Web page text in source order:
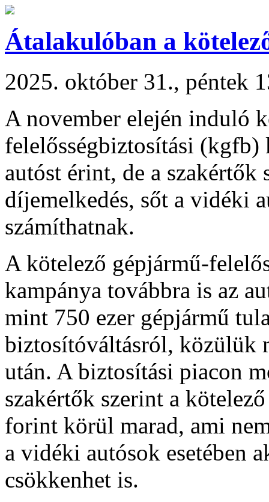
Átalakulóban a
2025. október 31., péntek
A november elején induló
felelősségbiztosítási
autóst érint, de a szakértők
díjemelkedés, sőt a vidéki
számíthatnak.
A kötelező gépjármű-
kampánya továbbra is az
mint 750 ezer gépjármű
biztosítóváltásról, közülük
után. A biztosítási piacon
szakértők szerint a
forint körül marad, ami
a vidéki autósok esetében
csökkenhet is.